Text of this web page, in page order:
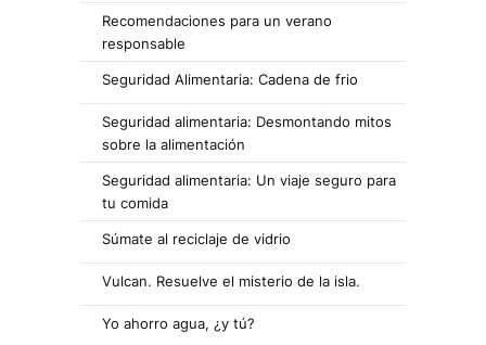
Recomendaciones para un verano
responsable
Seguridad Alimentaria: Cadena de frio
Seguridad alimentaria: Desmontando mitos
sobre la alimentación
Seguridad alimentaria: Un viaje seguro para
tu comida
Súmate al reciclaje de vidrio
Vulcan. Resuelve el misterio de la isla.
Yo ahorro agua, ¿y tú?